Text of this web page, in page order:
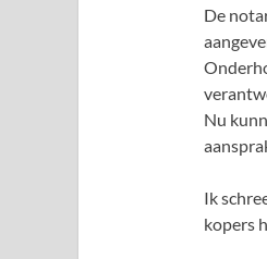
De
Nu
Ik
kopers